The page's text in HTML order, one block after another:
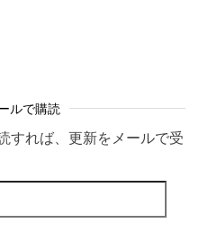
ルで購読
すれば、更新をメールで受